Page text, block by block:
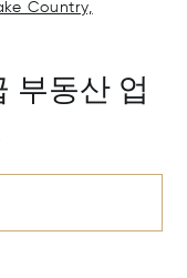
Country,
부동산 업